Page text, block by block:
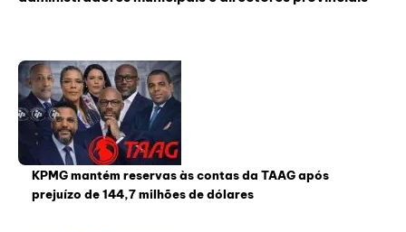
KPMG mantém reservas às contas da TAAG após
prejuízo de 144,7 milhões de dólares